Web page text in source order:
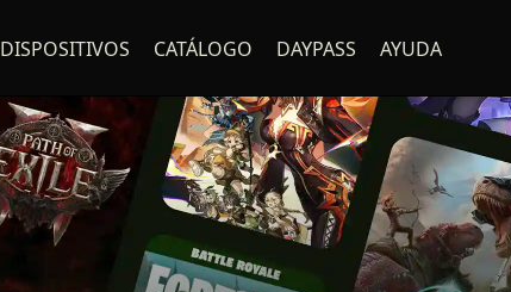
DISPOSITIVOS CATÁLOGO DAYPASS AYUDA